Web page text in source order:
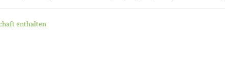
enthalten